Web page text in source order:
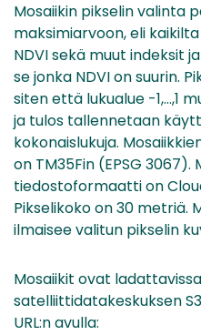
Mosaiikin pikselin valinta
maksimiarvoon, eli
NDVI sekä muut indeksit
se jonka NDVI on suurin.
siten että lukualue -1,…,1
ja tulos tallennetaan
kokonaislukuja.
on TM35Fin (EPSG 3067).
tiedostoformaatti on
Pikselikoko on 30 metriä.
ilmaisee valitun pikselin
Mosaiikit ovat
satelliittidatakeskuksen
URL:n avulla: